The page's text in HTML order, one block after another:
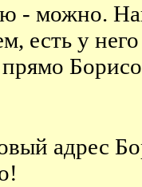
- можно.
есть у
адрес